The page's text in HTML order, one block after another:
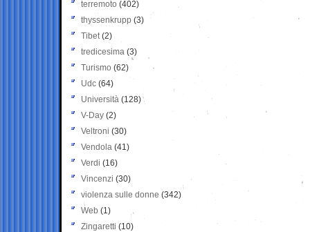
terremoto (402)
thyssenkrupp (3)
Tibet(2)
tredicesima (3)
Turismo (62)
Udc (64)
Università (128)
V-Day (2)
Veltroni (30)
Vendola (41)
Verdi (16)
Vincenzi (30)
violenza sulle donne (342)
Web (1)
Zingaretti (10)